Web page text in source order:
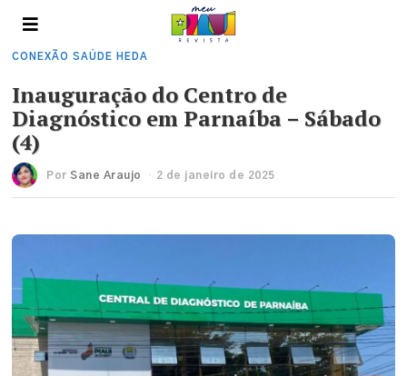
CONEXÃO SAÚDE HEDA
Inauguração do Centro de
Diagnóstico em Parnaíba – Sábado
(4)
Por Sane Araujo 2 de janeiro de 2025